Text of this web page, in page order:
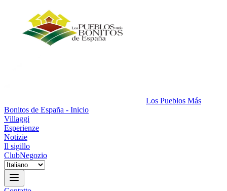
Los Pueblos Más
Bonitos de España - Inicio
Villaggi
Esperienze
Notizie
Il sigillo
ClubNegozio